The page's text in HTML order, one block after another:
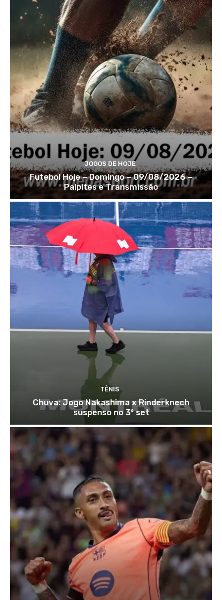
JOGOS DE HOJE
Futebol Hoje – Domingo – 09/08/2026 –
Palpites e Transmissão
TÊNIS
Chuva: Jogo Nakashima x Rinderknech
suspenso no 3º set